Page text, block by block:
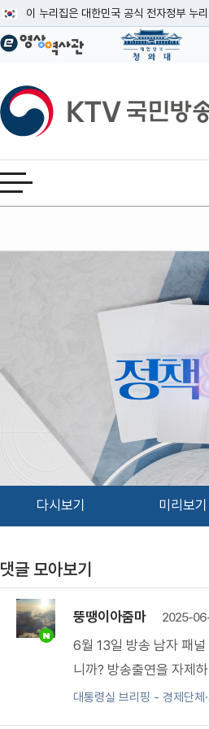
이 누리집은 대한민국 공식 전자정부 누
공식 누리집 주소 확인하기
이밖에 or.kr 또는 .kr등 다른 도메인 주소
운영중인 공식 누리집보기
KTV국민방송
전체메뉴 열기
본문
다시보기 미리보기
댓글 모아보기
뚱땡이아줌마 2025-
6월 13일 방송 남자 패
니까? 방송출연을 자제
대통령실 브리핑 - 경제단